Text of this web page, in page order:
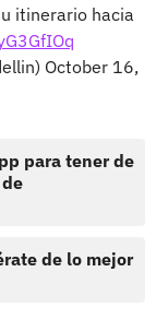
itinerario hacia
October 16,
para tener de
de lo mejor